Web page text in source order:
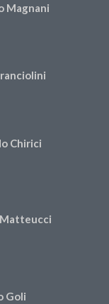
Magnani
Chirici
Goli